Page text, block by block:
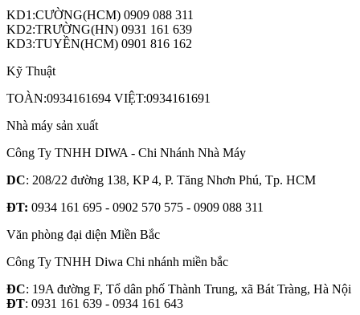
KD1:CƯỜNG(HCM) 0909 088 311
KD2:TRƯỜNG(HN) 0931 161 639
KD3:TUYỀN(HCM) 0901 816 162
Kỹ Thuật
TOÀN:0934161694 VIỆT:0934161691
Nhà máy sản xuất
Công Ty TNHH DIWA - Chi Nhánh Nhà Máy
DC: 208/22 đường 138, KP 4, P. Tăng Nhơn Phú, Tp. HCM
ĐT: 0934 161 695 - 0902 570 575 - 0909 088 311
Văn phòng đại diện Miền Bắc
Công Ty TNHH Diwa Chi nhánh miền bắc
ĐC: 19A đường F, Tổ dân phố Thành Trung, xã Bát Tràng, Hà Nội
ĐT: 0931 161 639 - 0934 161 643